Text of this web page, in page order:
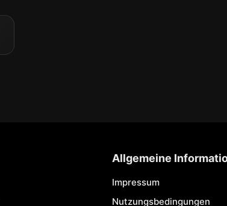
Allgemeine
Impressum
Nutzungsbedingungen